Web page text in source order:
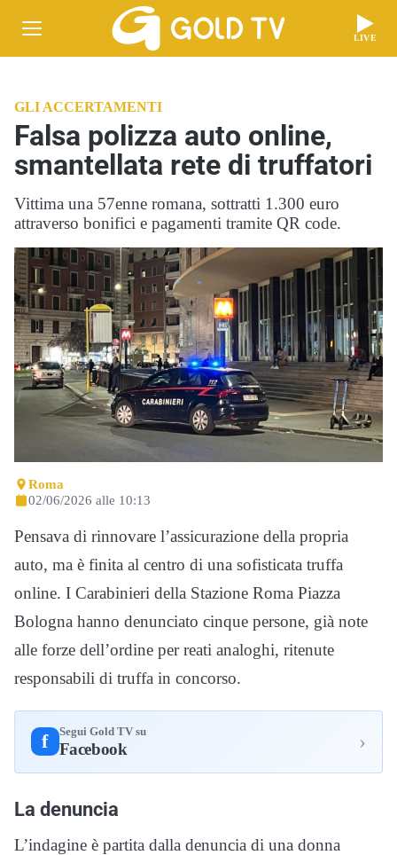
LIVE
GLI ACCERTAMENTI
Falsa polizza auto online,
smantellata rete di truffatori
Vittima una 57enne romana, sottratti 1.300 euro
attraverso bonifici e pagamenti tramite QR code.
Roma
02/06/2026 alle 10:13
Pensava di rinnovare l’assicurazione della propria
auto, ma è finita al centro di una sofisticata truffa
online. I Carabinieri della Stazione Roma Piazza
Bologna hanno denunciato cinque persone, già note
alle forze dell’ordine per reati analoghi, ritenute
responsabili di truffa in concorso.
f Segui Gold TV su
Facebook ›
La denuncia
L’indagine è partita dalla denuncia di una donna